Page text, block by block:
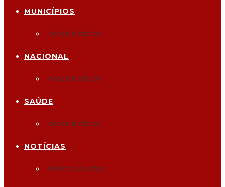
MUNICÍPIOS
Todas Notícias
NACIONAL
Todas Notícias
SAÚDE
Todas Notícias
NOTÍCIAS
Polícia & Justiça